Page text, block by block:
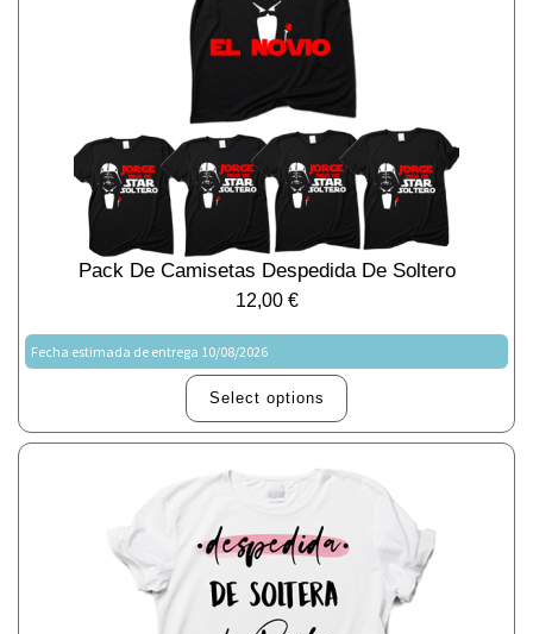
Pack De Camisetas Despedida De Soltero
12,00 €
Fecha estimada de entrega 10/08/2026
Select options